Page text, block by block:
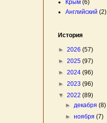
Крым (6)
Английский (2)
История
► 2026 (57)
► 2025 (97)
► 2024 (96)
► 2023 (96)
▼ 2022 (89)
►декабря(8)
►ноября(7)